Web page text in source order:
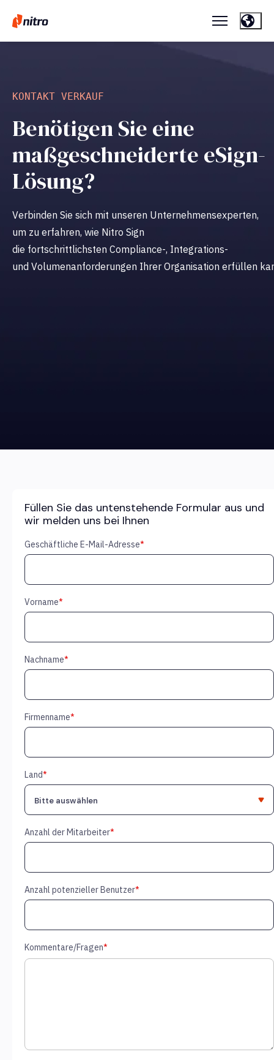
KONTAKT VERKAUF
Benötigen Sie eine
maßgeschneiderte eSign-
Lösung?
Verbinden Sie sich mit unseren Unternehmensexperten,
um zu erfahren, wie Nitro Sign
die fortschrittlichsten Compliance-, Integrations-
und Volumenanforderungen Ihrer Organisation erfüllen
Füllen Sie das untenstehende Formular aus und
wir melden uns bei Ihnen
Geschäftliche E-Mail-Adresse*
Vorname*
Nachname*
Firmenname*
Land*
Anzahl der Mitarbeiter*
Anzahl potenzieller Benutzer*
Kommentare/Fragen*